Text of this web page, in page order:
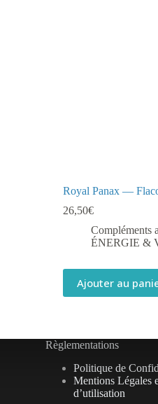
Royal Panax —
26,50€
Compléments
ÉNERGIE &
Ajouter au
Règlementations
Politique de
Mentions Légales
d’utilisation